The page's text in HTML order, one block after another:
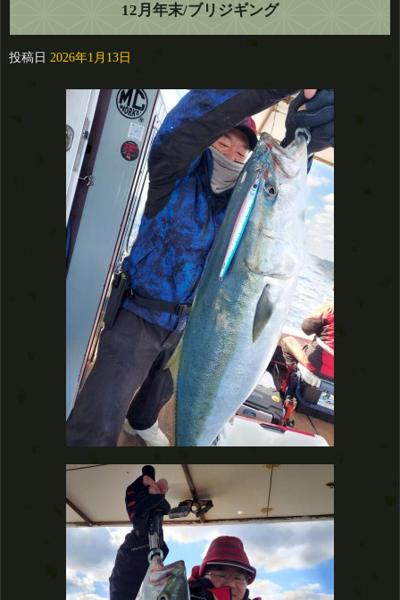
12月年末/ブリジギング
投稿日 2026年1月13日